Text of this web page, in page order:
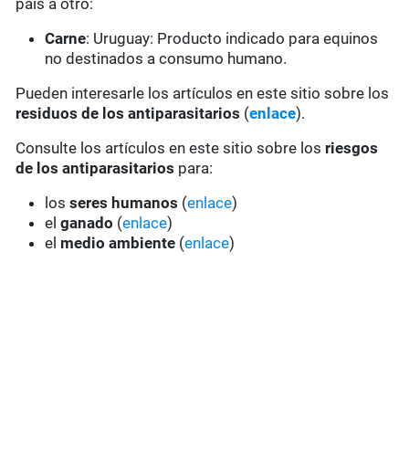
país a otro:
Carne: Uruguay: Producto indicado para equinos
no destinados a consumo humano.
Pueden interesarle los artículos en este sitio sobre los
residuos de los antiparasitarios (enlace).
Consulte los artículos en este sitio sobre los riesgos
de los antiparasitarios para:
losseres humanos (enlace)
elganado (enlace)
el medio ambiente (enlace)